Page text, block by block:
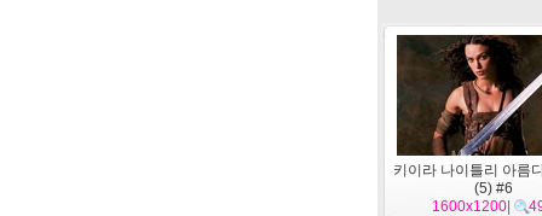
키이라 나이틀리 아름
(5) #6
1600x1200